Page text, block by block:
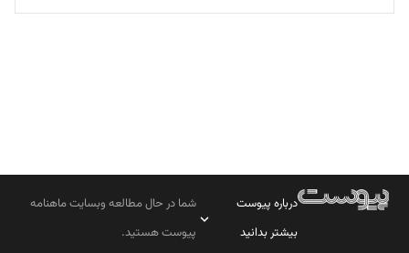
تحریریه
درباره پیوست
بیشتر بدانید
شما در حال مطالعه وبسایت ماهنامه
پیوست هستید.